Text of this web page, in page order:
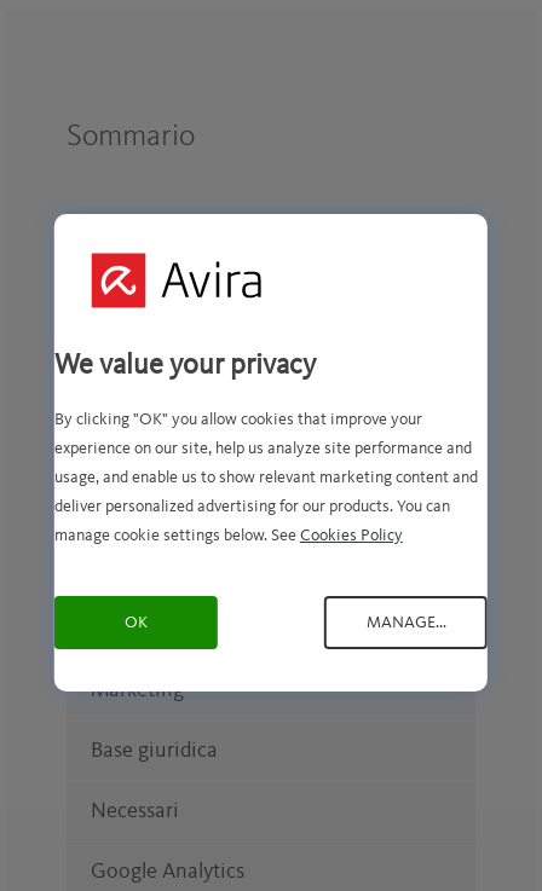
Sommario
Finalità e base giuridica del
Finalità
Necessari
Prestazioni
Marketing
Base giuridica
Necessari
Google Analytics
We value your privacy
By clicking "OK" you allow cookies that improve your
experience on our site, help us analyze site performance and
usage, and enable us to show relevant marketing content and
deliver personalized advertising for our products. You can
manage cookie settings below. See Cookies Policy
OK MANAGE...